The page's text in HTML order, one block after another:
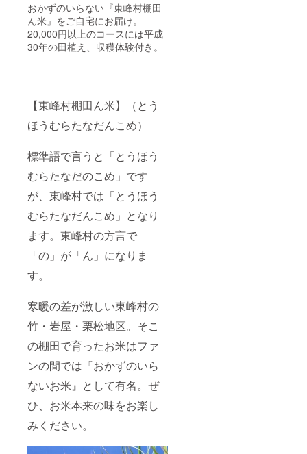
おかずのいらない『東峰村棚田
ん米』をご自宅にお届け。
20,000円以上のコースには平成
30年の田植え、収穫体験付き。
【東峰村棚田ん米】（とう
ほうむらたなだんこめ）
標準語で言うと「とうほう
むらたなだのこめ」です
が、東峰村では「とうほう
むらたなだんこめ」となり
ます。東峰村の方言で
「の」が「ん」になりま
す。
寒暖の差が激しい東峰村の
竹・岩屋・栗松地区。そこ
の棚田で育ったお米はファ
ンの間では『おかずのいら
ないお米』として有名。ぜ
ひ、お米本来の味をお楽し
みください。